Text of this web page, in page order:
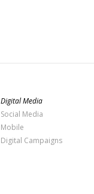
Digital Media
Social Media
Mobile
Digital Campaigns